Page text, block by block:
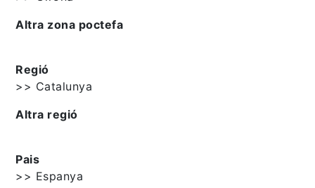
Altra zona poctefa
Regió
>> Catalunya
Altra regió
Pais
>> Espanya